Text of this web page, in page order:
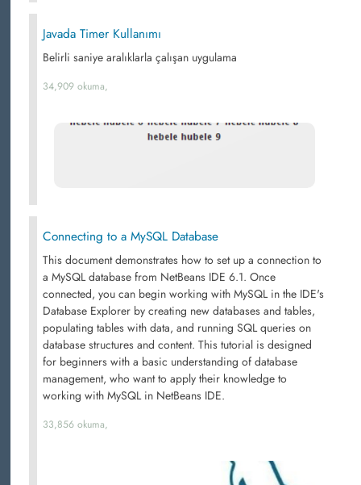
Javada Timer Kullanımı
Belirli saniye aralıklarla çalışan uygulama
34,909 okuma,
Connecting to a MySQL Database
This document demonstrates how to set up a connection to
a MySQL database from NetBeans IDE 6.1. Once
connected, you can begin working with MySQL in the IDE's
Database Explorer by creating new databases and tables,
populating tables with data, and running SQL queries on
database structures and content. This tutorial is designed
for beginners with a basic understanding of database
management, who want to apply their knowledge to
working with MySQL in NetBeans IDE.
33,856 okuma,